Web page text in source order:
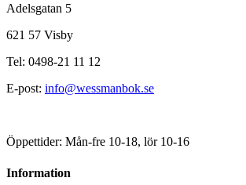
Adelsgatan 5
621 57 Visby
Tel: 0498-21 11 12
E-post: info@wessmanbok.se
Öppettider: Mån-fre 10-18, lör 10-16
Information